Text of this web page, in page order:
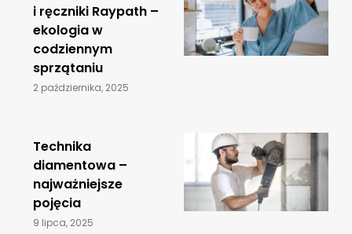
i ręczniki Raypath –
ekologia w
codziennym
sprzątaniu
2 października, 2025
​Technika
diamentowa –
najważniejsze
pojęcia
9 lipca, 2025